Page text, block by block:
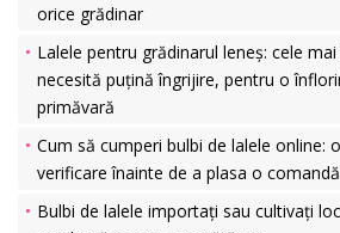
orice grădinar
Lalele pentru grădinarul leneș: cele
necesită puțină îngrijire, pentru o
primăvară
Cum să cumperi bulbi de lalele online:
verificare înainte de a plasa o comandă
Bulbi de lalele importați sau cultivați